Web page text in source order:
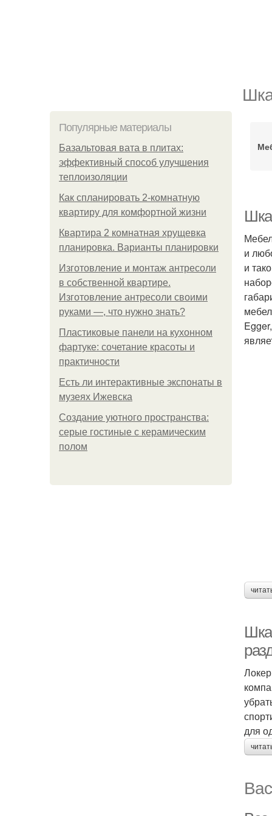
Популярные материалы
Базальтовая вата в плитах:
эффективный способ улучшения
теплоизоляции
Как спланировать 2-комнатную
квартиру для комфортной жизни
Квартира 2 комнатная хрущевка
планировка. Варианты планировки
Изготовление и монтаж антресоли
в собственной квартире.
Изготовление антресоли своими
руками —, что нужно знать?
Пластиковые панели на кухонном
фартуке: сочетание красоты и
практичности
Есть ли интерактивные экспонаты в
музеях Ижевска
Создание уютного пространства:
серые гостиные с керамическим
полом
и
и
для